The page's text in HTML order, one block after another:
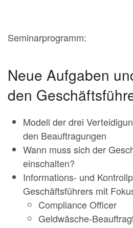
Seminarprogramm:
Neue Aufgaben
den
Modell der drei
den Beauftragungen
Wann muss sich der
einschalten?
Informations- und
Geschäftsführers mit
Compliance Officer
Geldwäsche-